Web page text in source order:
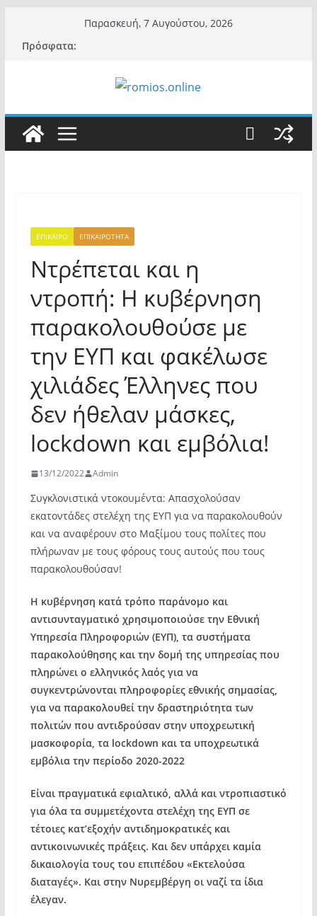
περιεχόμενο
Παρασκευή, 7 Αυγούστου, 2026
Πρόσφατα:
ΕΠΙΚΑΙΡΟ ΕΠΙΚΑΙΡΟΤΗΤΑ
Ντρέπεται και η
ντροπή: Η κυβέρνηση
παρακολουθούσε με
την ΕΥΠ και φακέλωσε
χιλιάδες Έλληνες που
δεν ήθελαν μάσκες,
lockdown και εμβόλια!
13/12/2022 Admin
Συγκλονιστικά ντοκουμέντα: Απασχολούσαν
εκατοντάδες στελέχη της ΕΥΠ για να παρακολουθούν
και να αναφέρουν στο Μαξίμου τους πολίτες που
πλήρωναν με τους φόρους τους αυτούς που τους
παρακολουθούσαν!
Η κυβέρνηση κατά τρόπο παράνομο και
αντισυνταγματικό χρησιμοποιούσε την Εθνική
Υπηρεσία Πληροφοριών (ΕΥΠ), τα συστήματα
παρακολούθησης και την δομή της υπηρεσίας που
πληρώνει ο ελληνικός λαός για να
συγκεντρώνονται πληροφορίες εθνικής σημασίας,
για να παρακολουθεί την δραστηριότητα των
πολιτών που αντιδρούσαν στην υποχρεωτική
μασκοφορία, τα lockdown και τα υποχρεωτικά
εμβόλια την περίοδο 2020-2022
Είναι πραγματικά εφιαλτικό, αλλά και ντροπιαστικό
για όλα τα συμμετέχοντα στελέχη της ΕΥΠ σε
τέτοιες κατ’εξοχήν αντιδημοκρατικές και
αντικοινωνικές πράξεις. Και δεν υπάρχει καμία
δικαιολογία τους του επιπέδου «Εκτελούσα
διαταγές». Και στην Νυρεμβέργη οι ναζί τα ίδια
έλεγαν.